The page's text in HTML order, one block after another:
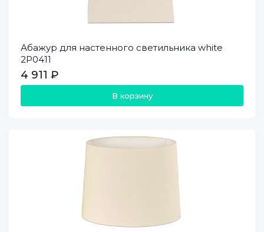
Абажур для настенного светильника white
2P0411
4 911 ₽
В корзину